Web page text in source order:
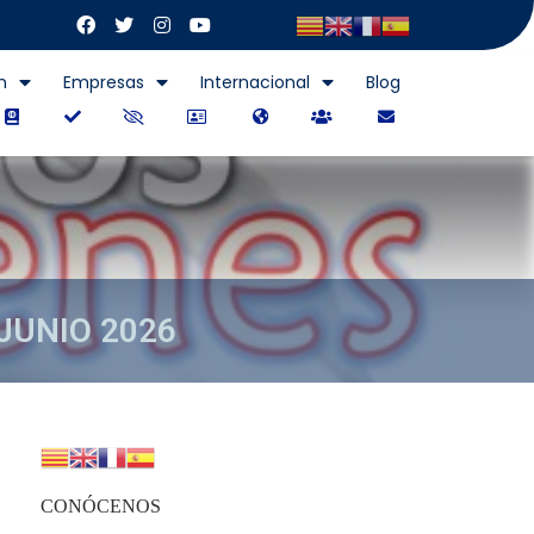
Empresas Internacional Blog
2026
CONÓCENOS